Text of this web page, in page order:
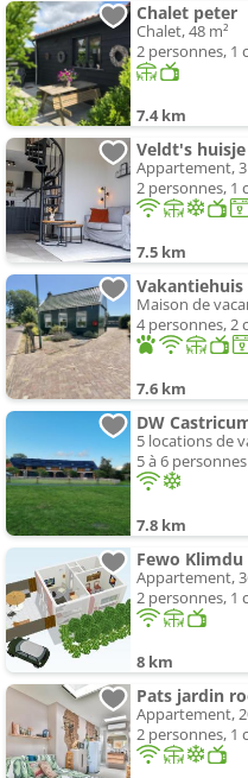
Chalet peter
Chalet, 48 m²
2 personnes, 1
7.4 km
Veldt's huisje
Appartement,
2 personnes, 1
7.5 km
Maison de
4 personnes, 2
7.6 km
DW
5 locations de
5 à 6 personnes
7.8 km
Fewo Klimdu
Appartement,
2 personnes, 1
8 km
Pats jardin
Appartement,
2 personnes, 1